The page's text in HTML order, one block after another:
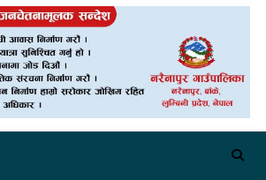
काँग्रेस केन्द्रीय समितिको बैठक साउन
२४ गते बस्ने
राष्ट्रिय भेलाका लागि काँग्रेस संस्थापन
इतरको ५५१ सदस्यीय मूल आयोजक
समिति